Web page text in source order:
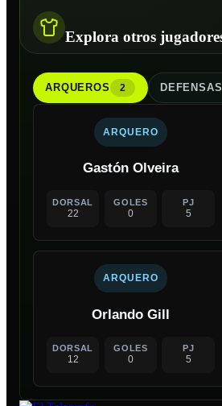
Explora otros
ARQUEROS 2 DEFENSAS
ARQUERO
Gastón Olveira
DORSAL
22
GOLES
0
PJ
5
ARQUERO
Orlando Gill
DORSAL
12
GOLES
0
PJ
5